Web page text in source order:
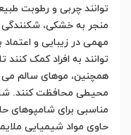
توانند چربی و رطوبت
منجر به خشکی،
مهمی در زیبایی و
توانند به افراد کمک
همچنین، موهای سالم می
محیطی محافظت کنند.
مناسبی برای شامپوهای
حاوی مواد شیمیایی